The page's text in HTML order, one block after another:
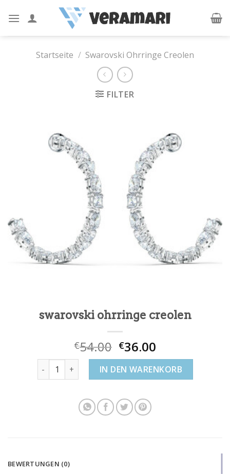
Startseite / Swarovski Ohrringe Creolen
FILTER
swarovski ohrringe creolen
€54.00 €36.00
swarovski ohrringe creolen Menge
IN DEN WARENKORB
BEWERTUNGEN (0)